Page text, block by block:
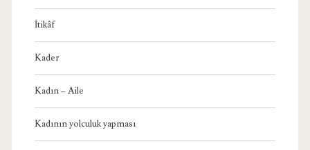
İtikâf
Kader
Kadın – Aile
Kadının yolculuk yapması